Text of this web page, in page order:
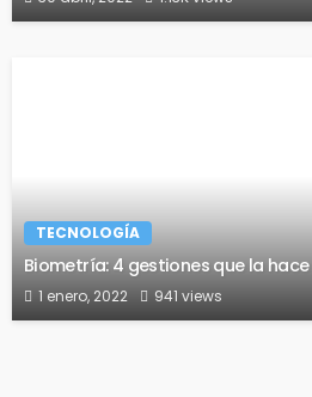
TECNOLOGÍA
Biometría: 4 gestiones que la
1 enero, 2022 941 views